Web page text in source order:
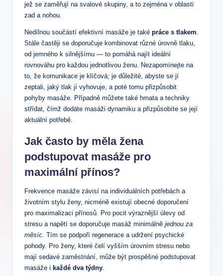
jež se zaměřují na svalové skupiny, a​ to zejména v oblasti
zad a ‌nohou.
Nedílnou‌ součástí efektivní masáže‍ je ⁣také práce s tlakem.
Stále častěji‌ se doporučuje kombinovat různé úrovně tlaku,⁢
od jemného k silnějšímu — ⁤to pomáhá najít ideální
rovnováhu pro každou jednotlivou⁤ ženu. Nezapomínejte na
to, že⁣ komunikace je klíčová; je důležité, abyste se jí
zeptali, jaký tlak⁢ jí vyhovuje, a poté tomu přizpůsobit
pohyby masáže. ‍Případně můžete také hmata a techniky
střídat, čímž ⁣dodáte masáži ⁣dynamiku a přizpůsobíte se ⁢její
aktuální potřebě.
Jak často by měla žena
podstupovat masáže pro
maximální přínos?
Frekvence masáže závisí na individuálních potřebách a
životním stylu‍ ženy, nicméně existují ‍obecné doporučení‍
pro⁢ maximalizaci přínosů.⁢ Pro pocit výraznější⁣ úlevy od
stresu a napětí se doporučuje masáž minimálně jednou za
měsíc. Tím se ‍podpoří regenerace a udržení psychické
pohody. Pro ženy, které čelí vyšším úrovním stresu nebo
mají sedavé zaměstnání, může být prospěšné podstupovat
masáže i každé ⁤dva týdny.